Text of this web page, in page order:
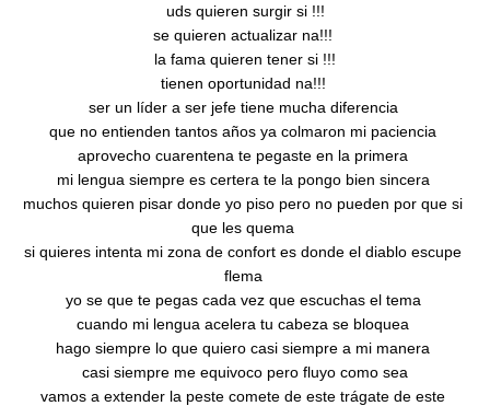
uds quieren surgir si !!!
se quieren actualizar na!!!
la fama quieren tener si !!!
tienen oportunidad na!!!
ser un líder a ser jefe tiene mucha diferencia
que no entienden tantos años ya colmaron mi paciencia
aprovecho cuarentena te pegaste en la primera
mi lengua siempre es certera te la pongo bien sincera
muchos quieren pisar donde yo piso pero no pueden por que si
que les quema
si quieres intenta mi zona de confort es donde el diablo escupe
flema
yo se que te pegas cada vez que escuchas el tema
cuando mi lengua acelera tu cabeza se bloquea
hago siempre lo que quiero casi siempre a mi manera
casi siempre me equivoco pero fluyo como sea
vamos a extender la peste comete de este trágate de este